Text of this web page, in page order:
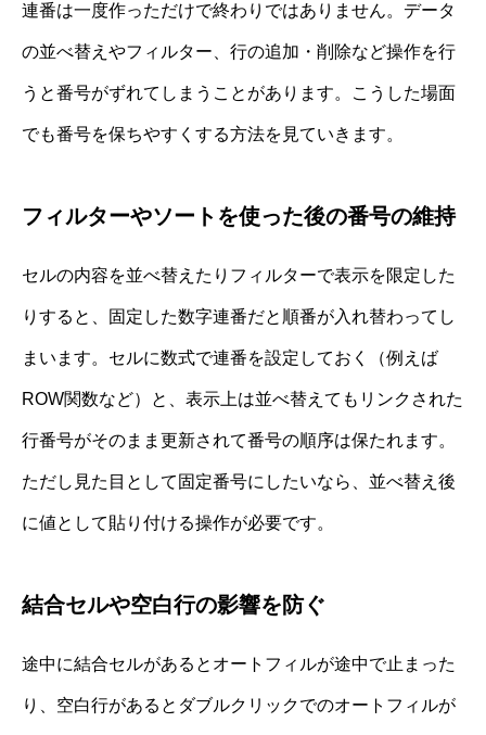
連番は一度作っただけで終わりではありません。データ
の並べ替えやフィルター、行の追加・削除など操作を行
うと番号がずれてしまうことがあります。こうした場面
でも番号を保ちやすくする方法を見ていきます。
フィルターやソートを使った後の番号の維持
セルの内容を並べ替えたりフィルターで表示を限定した
りすると、固定した数字連番だと順番が入れ替わってし
まいます。セルに数式で連番を設定しておく（例えば
ROW関数など）と、表示上は並べ替えてもリンクされた
行番号がそのまま更新されて番号の順序は保たれます。
ただし見た目として固定番号にしたいなら、並べ替え後
に値として貼り付ける操作が必要です。
結合セルや空白行の影響を防ぐ
途中に結合セルがあるとオートフィルが途中で止まった
り、空白行があるとダブルクリックでのオートフィルが